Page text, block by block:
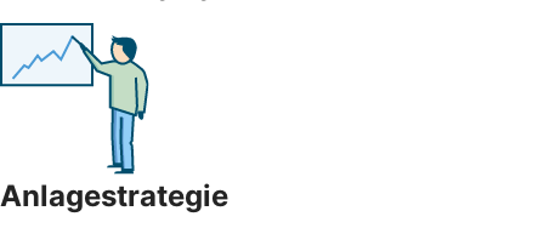
Anlagestrategie